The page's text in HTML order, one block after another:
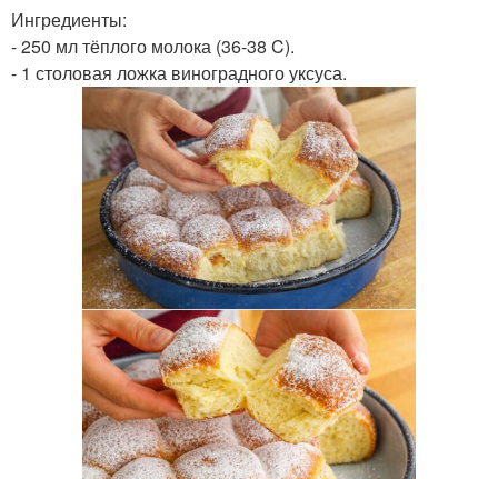
Ингредиенты:
- 250 мл тёплого молока (36-38 C).
- 1 столовая ложка виноградного уксуса.